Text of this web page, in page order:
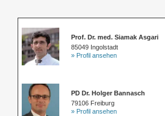
Prof. Dr. med. Siamak Asgari
85049 Ingolstadt
» Profil ansehen
PD Dr. Holger Bannasch
79106 Freiburg
» Profil ansehen